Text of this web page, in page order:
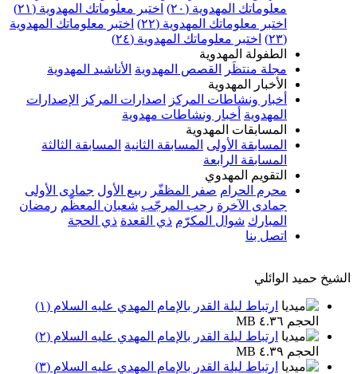
معلوماتك المهدوية (٢٠)
اختبر معلوماتك المهدوية (٢١)
اختبر معلوماتك المهدوية (٢٢)
اختبر معلوماتك المهدوية
(٢٣)
اختبر معلوماتك المهدوية (٢٤)
الطفولة المهدوية
مجلة منتظَر
القصص المهدوية الأناشيد المهدوية
الأخبار المهدوية
أخبار ونشاطات المركز
اصدارات المركز
الإصدارات
المهدوية أخبار ونشاطات مهدوية
المسابقات المهدوية
المسابقة الأولى المسابقة الثانية المسابقة الثالثة
المسابقة الرابعة
التقويم المهدوي
محرم الحرام صفر المظفّر ربيع الأول جمادى الأولى
جمادى الآخرة رجب المرجّب شعبان المعظّم رمضان
المبارك شوال المكرّم ذي القعدة ذي الحجة
اتصل بنا
الشيخ حميد الوائلي
ارتباط ليلة القدر بالإمام المهدي عليه السلام (١)
الحجم ٤.٣٦ MB
ارتباط ليلة القدر بالإمام المهدي عليه السلام (٢)
الحجم ٤.٣٩ MB
ارتباط ليلة القدر بالإمام المهدي عليه السلام (٣)